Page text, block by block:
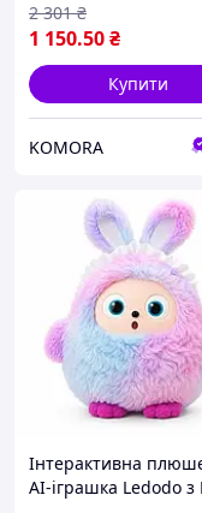
1 150.50₴
2 301 ₴
Купити
KOMORA
Інтерактивна
AI-іграшка Ledodo з